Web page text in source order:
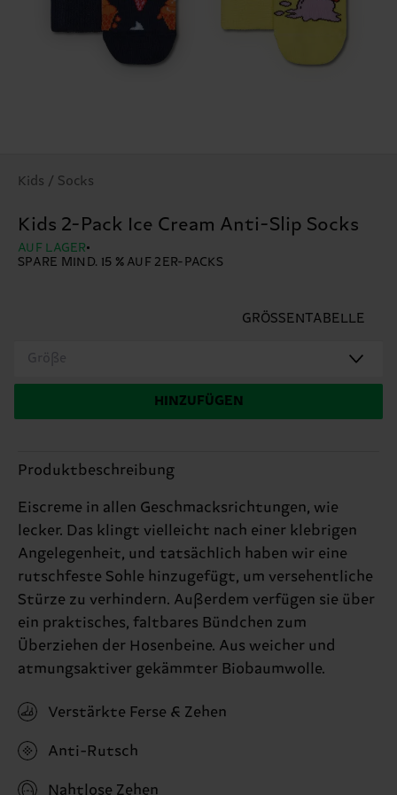
Kids / Socks
Kids 2-Pack Ice Cream Anti-Slip Socks
AUF LAGER
SPARE MIND. 15 % AUF 2ER-PACKS
GRÖSSENTABELLE
Größe
HINZUFÜGEN
Produktbeschreibung
Eiscreme in allen Geschmacksrichtungen, wie
lecker. Das klingt vielleicht nach einer klebrigen
Angelegenheit, und tatsächlich haben wir eine
rutschfeste Sohle hinzugefügt, um versehentliche
Stürze zu verhindern. Außerdem verfügen sie über
ein praktisches, faltbares Bündchen zum
Überziehen der Hosenbeine. Aus weicher und
atmungsaktiver gekämmter Biobaumwolle.
Verstärkte Ferse & Zehen
Anti-Rutsch
Nahtlose Zehen